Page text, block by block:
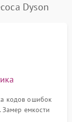
Dyson
кодов ошибок
Замер емкости
зарядки.